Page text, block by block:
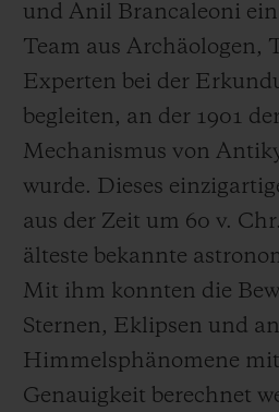
und Anil Brancaleoni
Team aus Archäologen,
Experten bei der
begleiten, an der 1901
Mechanismus von
wurde. Dieses
aus der Zeit um 60 v.
älteste bekannte
Mit ihm konnten die
Sternen, Eklipsen und
Himmelsphänomene
Genauigkeit berechnet